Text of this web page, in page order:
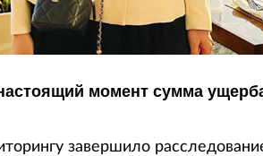
момент сумма
завершило